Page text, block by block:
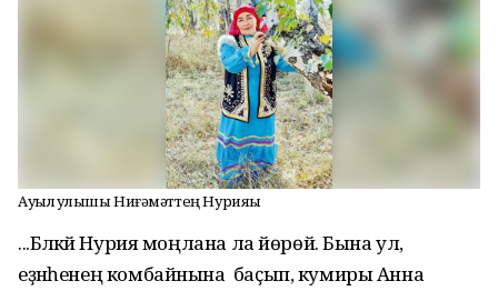
Ауыл һулышы Ниғәмәттең Нурияһы
...Бәләкәй Нурия моңлана ла йөрөй. Бына ул,
еҙнәһенең комбайнына баҫып, кумиры Анна